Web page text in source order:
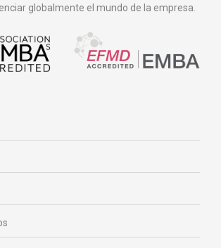
globalmente el mundo de la empresa.